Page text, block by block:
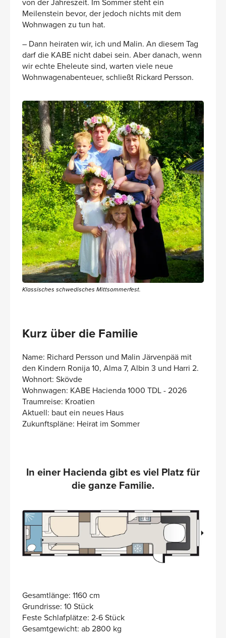
Meilenstein bevor, der jedoch nichts mit dem
Wohnwagen zu tun hat.
– Dann heiraten wir, ich und Malin. An diesem Tag
darf die KABE nicht dabei sein. Aber danach, wenn
wir echte Eheleute sind, warten viele neue
Wohnwagenabenteuer, schließt Rickard Persson.
Klassisches schwedisches Mittsommerfest.
Kurz über die Familie
Name: Richard Persson und Malin Järvenpää mit
den Kindern Ronija 10, Alma 7, Albin 3 und Harri 2.
Wohnort: Skövde
Wohnwagen: KABE Hacienda 1000 TDL - 2026
Traumreise: Kroatien
Aktuell: baut ein neues Haus
Zukunftspläne: Heirat im Sommer
In einer Hacienda gibt es viel Platz für
die ganze Familie.
Gesamtlänge: 1160 cm
Grundrisse: 10 Stück
Feste Schlafplätze: 2-6 Stück
Gesamtgewicht: ab 2800 kg